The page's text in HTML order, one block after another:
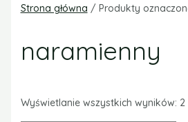
Strona główna / Produkty
naramienny
Wyświetlanie wszystkich wyników: 2